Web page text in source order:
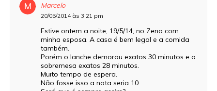
Marcelo
20/05/2014 às 3:21 pm
Estive ontem a noite, 19/5/14, no Zena com
minha esposa. A casa é bem legal e a comida
também.
Porém o lanche demorou exatos 30 minutos e a
sobremesa exatos 28 minutos.
Muito tempo de espera.
Não fosse isso a nota seria 10.